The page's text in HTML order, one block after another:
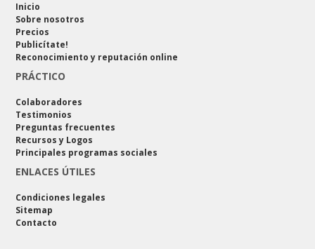
Inicio
Sobre nosotros
Precios
Publicítate!
Reconocimiento y reputación online
PRÁCTICO
Colaboradores
Testimonios
Preguntas frecuentes
Recursos y Logos
Principales programas sociales
ENLACES ÚTILES
Condiciones legales
Sitemap
Contacto